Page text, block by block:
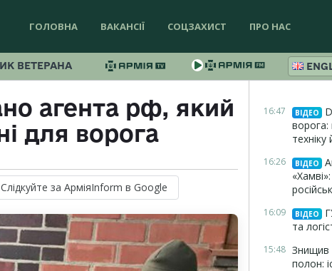
ГОЛОВНА ВАКАНСІЇ СОЦЗАХИСТ ПРО НАС
ВЕТЕРАНА
агента рф, який
для ворога
Слідкуйте за АрміяInform в Google
16:47 ВІДЕО
ворога:
техніку
16:26 ВІДЕО
16:09 ВІДЕО
та
15:48 Знищив
полон: